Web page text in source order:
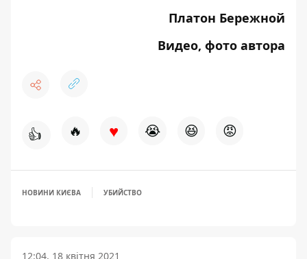
Платон Бережной
Видео, фото автора
👍 🔥 ♥ 😭 😆 😡
НОВИНИ КИЄВА УБИЙСТВО
12:04, 18 квітня 2021